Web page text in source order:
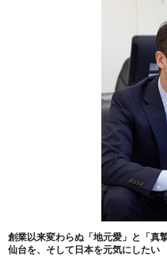
創業以来変わらぬ「地元愛」と「真
仙台を、そして日本を元気にしたい